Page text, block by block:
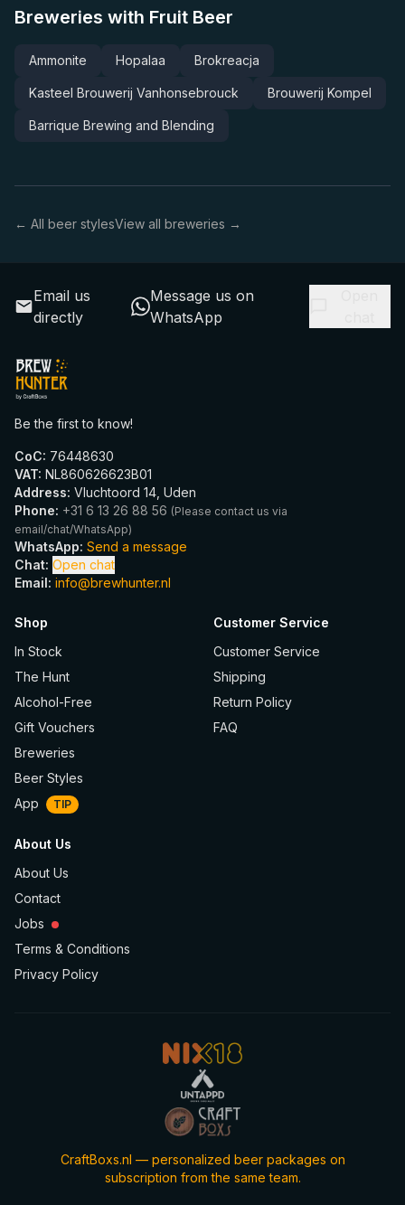
Breweries with Fruit Beer
Ammonite Hopalaa Brokreacja
Kasteel Brouwerij Vanhonsebrouck Brouwerij Kompel
Barrique Brewing and Blending
← All beer stylesView all breweries →
Email us
directly
Message us on
WhatsApp
Be the first to know!
CoC: 76448630
VAT: NL860626623B01
Address: Vluchtoord 14, Uden
Phone: +31 6 13 26 88 56 (Please contact us via
email/chat/WhatsApp)
WhatsApp: Send a message
Chat: Open chat
Email: info@brewhunter.nl
Shop
In Stock
The Hunt
Alcohol-Free
Gift Vouchers
Breweries
Beer Styles
App
TIP
Customer Service
Customer Service
Shipping
Return Policy
FAQ
About Us
About Us
Contact
Jobs
Terms & Conditions
Privacy Policy
CraftBoxs.nl — personalized beer packages on
subscription from the same team.